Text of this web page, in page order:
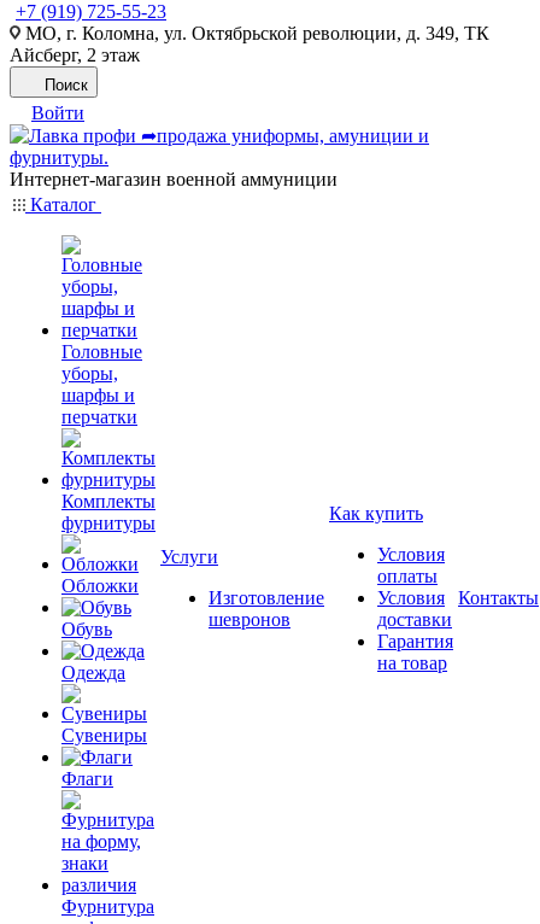
+7 (919) 725-55-23
МО, г. Коломна, ул. Октябрьской революции, д. 349, ТК
Айсберг, 2 этаж
Поиск
Войти
Интернет-магазин военной аммуниции
Каталог
Головные
уборы,
шарфы и
перчатки
Комплекты
фурнитуры
Обложки
Обувь
Одежда
Сувениры
Флаги
Фурнитура
Услуги
Изготовление
шевронов
Как купить
Условия
оплаты
Условия
доставки
Гарантия
на товар
Контакты